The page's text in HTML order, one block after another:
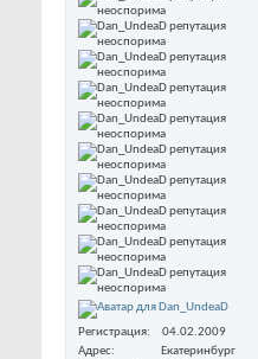
Регистрация
04.02.2009
Адрес
Екатеринбург